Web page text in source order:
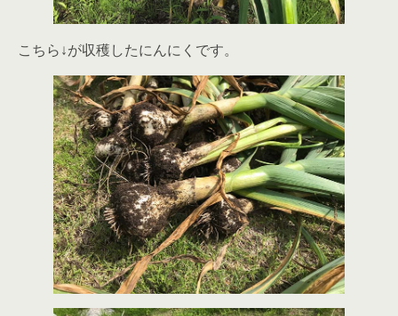
こちら↓が収穫したにんにくです。